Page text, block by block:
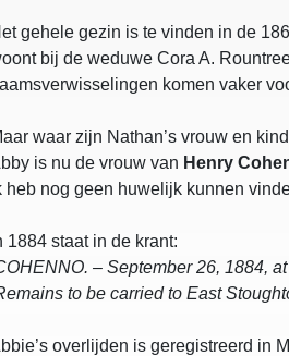
gehele gezin is te vinden in de
bij de weduwe Cora A.
komen vaker
waar zijn Nathan’s vrouw en
is nu de vrouw van Henry
heb nog geen huwelijk kunnen
1884 staat in de krant:
– September 26, 1884,
to be carried to East
overlijden is geregistreerd in